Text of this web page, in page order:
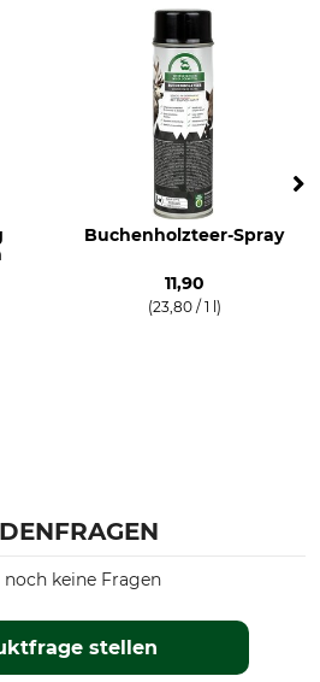
Buchenholzteer-Spray
11,90
(23,80 / 1 l)
stellen
noch keine Fragen